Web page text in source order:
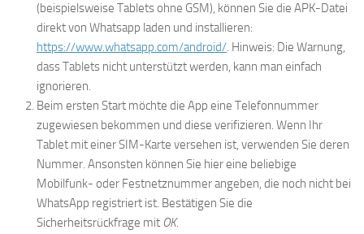
(beispielsweise Tablets ohne GSM), können Sie die APK-Datei
direkt von Whatsapp laden und installieren:
https://www.whatsapp.com/android/. Hinweis: Die Warnung,
dass Tablets nicht unterstützt werden, kann man einfach
ignorieren.
Beim ersten Start möchte die App eine Telefonnummer
zugewiesen bekommen und diese verifizieren. Wenn Ihr
Tablet mit einer SIM-Karte versehen ist, verwenden Sie deren
Nummer. Ansonsten können Sie hier eine beliebige
Mobilfunk- oder Festnetznummer angeben, die noch nicht bei
WhatsApp registriert ist. Bestätigen Sie die
Sicherheitsrückfrage mit OK.